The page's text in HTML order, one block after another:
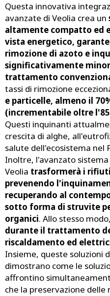
Questa innovativa
avanzate di Veolia crea un
altamente compatto ed
vista energetico,
rimozione di azoto e
significativamente
trattamento
tassi di rimozione
e particelle, almeno il
(incrementabile oltre
Questi inquinanti
crescita di alghe,
salute dell'ecosistema nel
Inoltre, l'avanzato
Veolia trasformerà i
prevenendo
recuperando al
sotto forma di struvite
organici. Allo stesso modo,
durante il trattamento
riscaldamento ed
Insieme, queste soluzioni
dimostrano come le
affrontino
che la preservazione delle